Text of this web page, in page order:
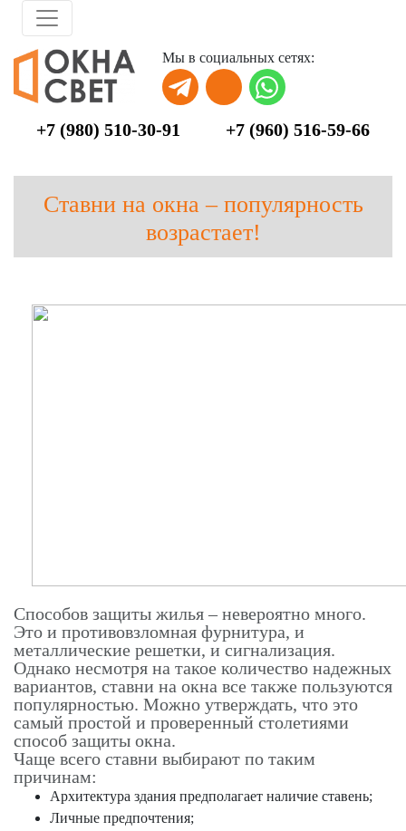
Skip to main content
Мы в социальных сетях:
+7 (980) 510-30-91 +7 (960) 516-59-66
Ставни на окна – популярность
возрастает!
Способов защиты жилья – невероятно много.
Это и противовзломная фурнитура, и
металлические решетки, и сигнализация.
Однако несмотря на такое количество надежных
вариантов, ставни на окна все также пользуются
популярностью. Можно утверждать, что это
самый простой и проверенный столетиями
способ защиты окна.
Чаще всего ставни выбирают по таким
причинам:
Архитектура здания предполагает наличие ставень;
Личные предпочтения;